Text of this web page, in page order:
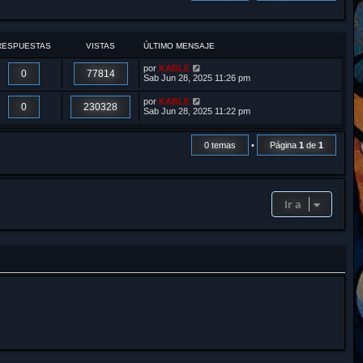
VISTAS ÚLTIMO MENSAJE
0 77814 por KABLE
Sab Jun 28, 2025 11:26 pm
0 230328 por KABLE
Sab Jun 28, 2025 11:22 pm
0 temas • Página 1 de 1
Ir a